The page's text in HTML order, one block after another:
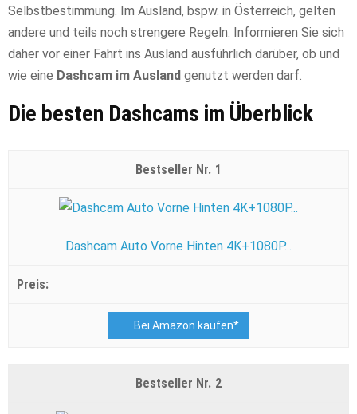
Selbstbestimmung. Im Ausland, bspw. in Österreich, gelten
andere und teils noch strengere Regeln. Informieren Sie sich
daher vor einer Fahrt ins Ausland ausführlich darüber, ob und
wie eine Dashcam im Ausland genutzt werden darf.
Die besten Dashcams im Überblick
1
Dashcam Auto Vorne Hinten 4K+1080P...
Bei Amazon kaufen*
2